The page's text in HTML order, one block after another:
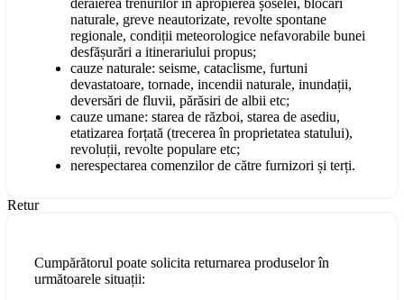
naturale, greve neautorizate, revolte spontane
regionale, condiții meteorologice nefavorabile bunei
desfășurări a itinerariului propus;
cauze naturale: seisme, cataclisme, furtuni
devastatoare, tornade, incendii naturale, inundații,
deversări de fluvii, părăsiri de albii etc;
cauze umane: starea de război, starea de asediu,
etatizarea forțată (trecerea în proprietatea statului),
revoluții, revolte populare etc;
nerespectarea comenzilor de către furnizori și terți.
Retur
Cumpărătorul poate solicita returnarea produselor în
următoarele situații: